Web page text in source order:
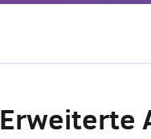
Erweiterte